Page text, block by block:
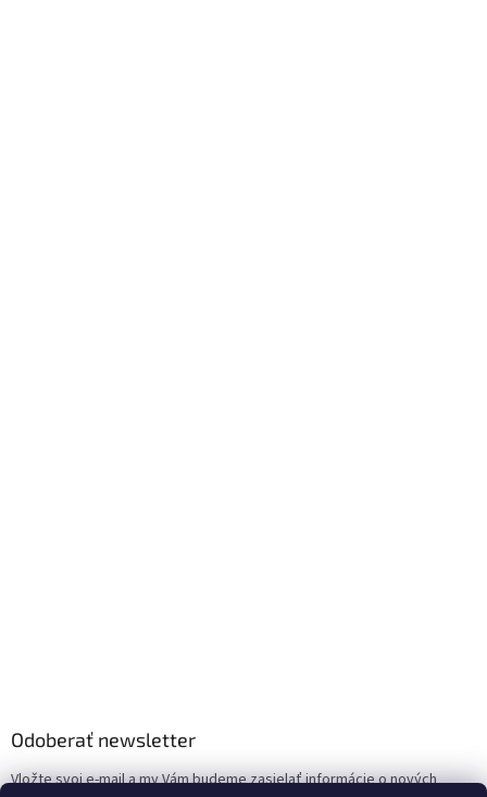
Odoberať newsletter
Vložte svoj e-mail a my Vám budeme zasielať informácie o nových